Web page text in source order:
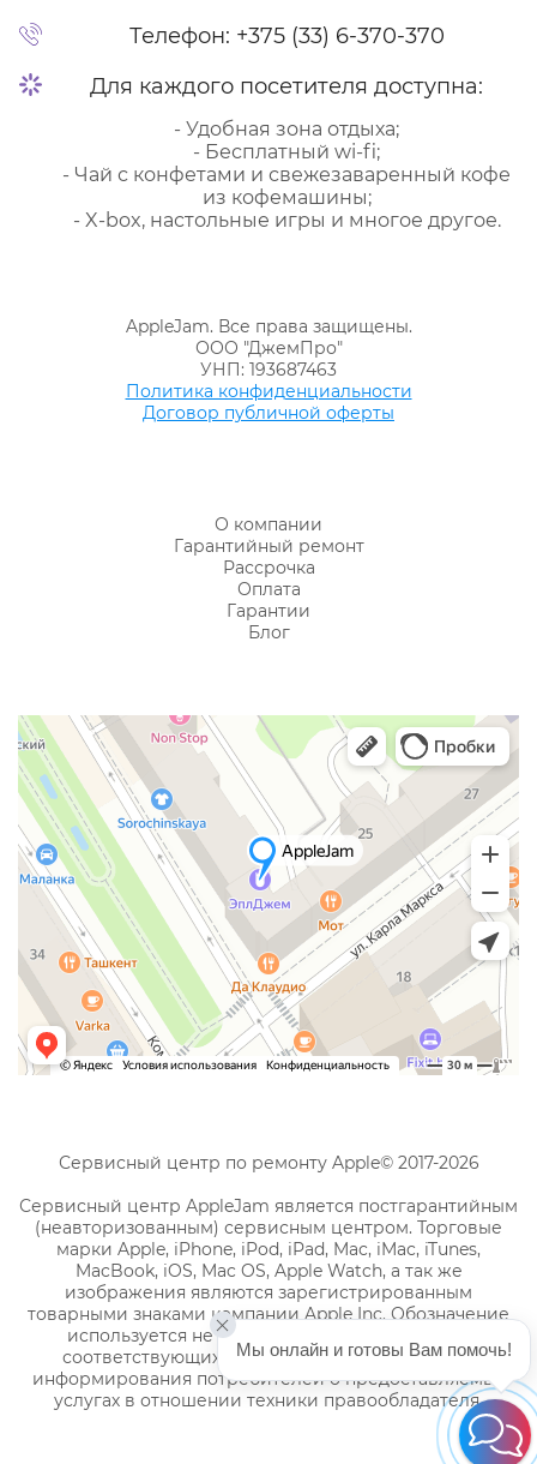
Телефон: +375 (33) 6-370-370
Для каждого посетителя доступна:
- Удобная зона отдыха;
- Бесплатный wi-fi;
- Чай с конфетами и свежезаваренный кофе
из кофемашины;
- X-box, настольные игры и многое другое.
AppleJam. Все права защищены.
ООО "ДжемПро"
УНП: 193687463
Политика конфиденциальности
Договор публичной оферты
О компании
Гарантийный ремонт
Рассрочка
Оплата
Гарантии
Блог
Сервисный центр по ремонту Apple© 2017-2026
Сервисный центр AppleJam является постгарантийным
(неавторизованным) сервисным центром. Торговые
марки Apple, iPhone, iPod, iPad, Mac, iMac, iTunes,
MacBook, iOS, Mac OS, Apple Watch, а так же
изображения являются зарегистрированным
товарными знаками компании Apple Inc. Обозначение
используется не с целью индивидуализации
соответствующих услуг по ремонту, а с целью
информирования потребителей о предоставляемых
услугах в отношении техники правообладателя.
Мы онлайн и готовы Вам помочь!